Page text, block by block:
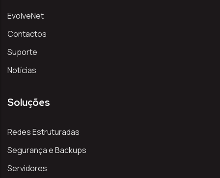
EvolveNet
Contactos
Suporte
Notícias
Soluções
Redes Estruturadas
Segurança e Backups
Servidores